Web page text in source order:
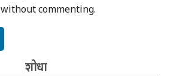
without commenting.
शोधा